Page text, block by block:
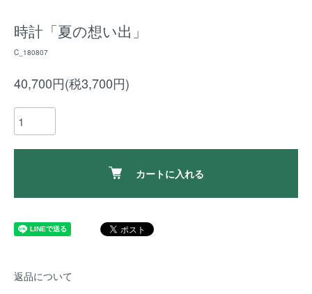
時計「夏の想い出」
C_180807
40,700円(税3,700円)
カートに入れる
返品について